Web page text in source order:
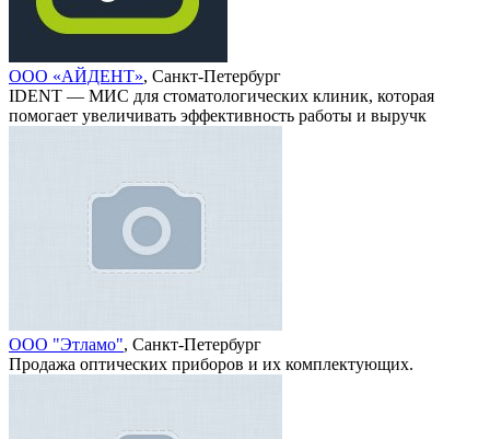
ООО «АЙДЕНТ», Санкт-Петербург
IDENT — МИС для стоматологических клиник, которая
помогает увеличивать эффективность работы и выручк
ООО "Этламо", Санкт-Петербург
Продажа оптических приборов и их комплектующих.